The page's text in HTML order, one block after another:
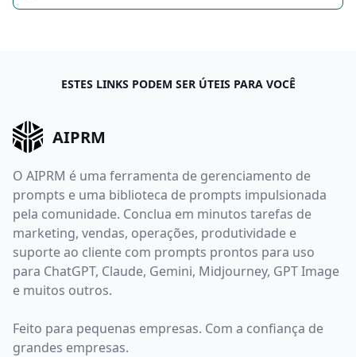
ESTES LINKS PODEM SER ÚTEIS PARA VOCÊ
AIPRM
O AIPRM é uma ferramenta de gerenciamento de
prompts e uma biblioteca de prompts impulsionada
pela comunidade. Conclua em minutos tarefas de
marketing, vendas, operações, produtividade e
suporte ao cliente com prompts prontos para uso
para ChatGPT, Claude, Gemini, Midjourney, GPT Image
e muitos outros.
Feito para pequenas empresas. Com a confiança de
grandes empresas.